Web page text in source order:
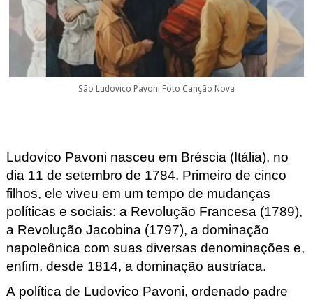
São Ludovico Pavoni Foto Canção Nova
Ludovico Pavoni nasceu em Bréscia (Itália), no
dia 11 de setembro de 1784. Primeiro de cinco
filhos, ele viveu em um tempo de mudanças
políticas e sociais: a Revolução Francesa (1789),
a Revolução Jacobina (1797), a dominação
napoleônica com suas diversas denominações e,
enfim, desde 1814, a dominação austríaca.
A política de Ludovico Pavoni, ordenado padre